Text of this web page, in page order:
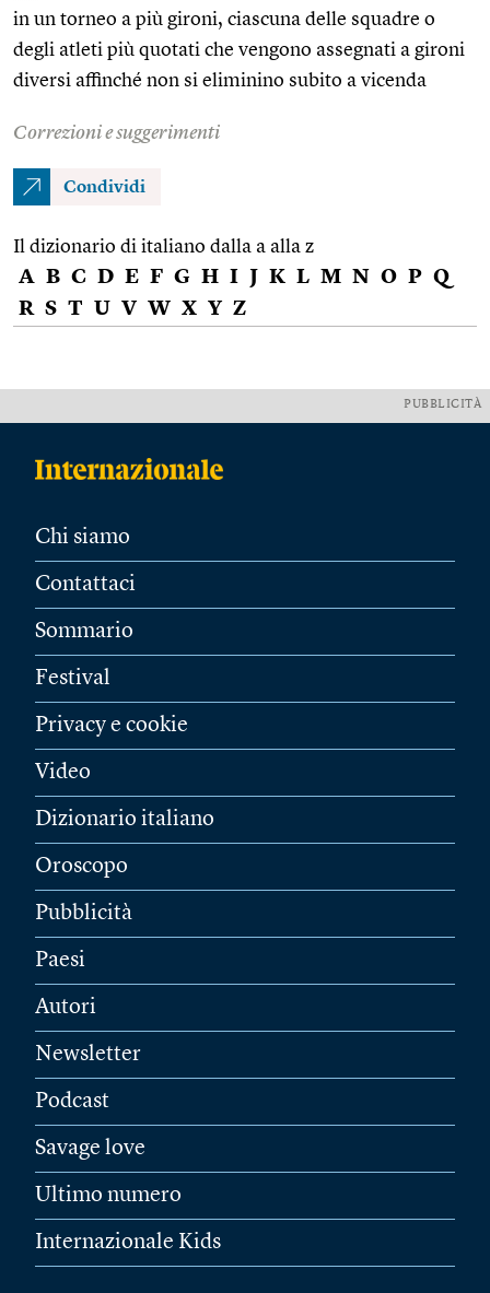
in un torneo a più gironi, ciascuna delle squadre o
degli atleti più quotati che vengono assegnati a gironi
diversi affinché non si eliminino subito a vicenda
Correzioni e suggerimenti
Condividi
Il dizionario di italiano dalla a alla z
A B C D E F G H I J K L M N O P Q
R S T U V W X Y Z
PUBBLICITÀ
Chi siamo
Contattaci
Sommario
Festival
Privacy e cookie
Video
Dizionario italiano
Oroscopo
Pubblicità
Paesi
Autori
Newsletter
Podcast
Savage love
Ultimo numero
Internazionale Kids